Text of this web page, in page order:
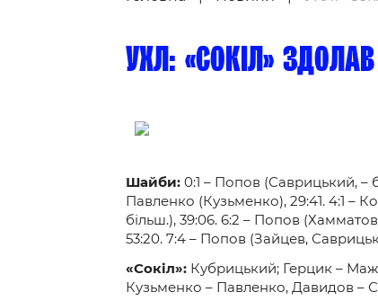
УХЛ: «Сокіл»
Шайби: 0:1 – Попов (Саврицький, –
Павленко (Кузьменко), 29:41. 4:1 –
більш.), 39:06. 6:2 – Попов
53:20. 7:4 – Попов (Зайцев,
«Сокіл»: Кубрицький; Герцик –
Кузьменко – Павленко, Давидов –